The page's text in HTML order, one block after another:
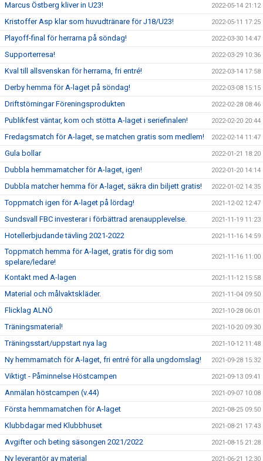
Marcus Östberg kliver in U23! 2022-05-14 21:12
Kristoffer Asp klar som huvudtränare för J18/U23! 2022-05-11 17:25
Playoff-final för herrarna på söndag! 2022-03-30 14:47
Supporterresa! 2022-03-29 10:36
Kval till allsvenskan för herrarna, fri entré! 2022-03-14 17:58
Derby hemma för A-laget på söndag! 2022-03-08 15:15
Driftstörningar Föreningsprodukten 2022-02-28 08:46
Publikfest väntar, kom och stötta A-laget i seriefinalen! 2022-02-20 20:44
Fredagsmatch för A-laget, se matchen gratis som medlem! 2022-02-14 11:47
Gula bollar 2022-01-21 18:20
Dubbla hemmamatcher för A-laget, igen! 2022-01-20 14:14
Dubbla matcher hemma för A-laget, säkra din biljett gratis! 2022-01-02 14:35
Toppmatch igen för A-laget på lördag! 2021-12-02 12:47
Sundsvall FBC investerar i förbättrad arenaupplevelse. 2021-11-19 11:23
Hotellerbjudande tävling 2021-2022 2021-11-16 14:59
Toppmatch hemma för A-laget, gratis för dig som
spelare/ledare!
2021-11-16 11:00
Kontakt med A-lagen 2021-11-12 15:58
Material och målvaktskläder. 2021-11-04 09:50
Flicklag ALNÖ 2021-10-28 06:01
Träningsmaterial! 2021-10-20 09:30
Träningsstart/uppstart nya lag 2021-10-12 11:48
Ny hemmamatch för A-laget, fri entré för alla ungdomslag! 2021-09-28 15:32
Viktigt - Påminnelse Höstcampen 2021-09-13 09:41
Anmälan höstcampen (v.44) 2021-09-07 10:08
Första hemmamatchen för A-laget 2021-08-25 09:50
Klubbdagar med Klubbhuset 2021-08-21 17:43
Avgifter och beting säsongen 2021/2022 2021-08-15 21:28
Ny leverantör av material 2021-06-21 12:30